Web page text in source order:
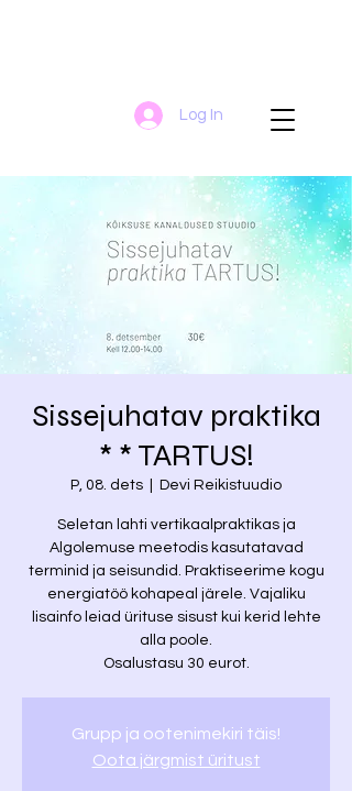
Log In
Sissejuhatav praktika
* * TARTUS!
P, 08. dets Devi Reikistuudio
Seletan lahti vertikaalpraktikas ja
Algolemuse meetodis kasutatavad
terminid ja seisundid. Praktiseerime kogu
energiatöö kohapeal järele. Vajaliku
lisainfo leiad ürituse sisust kui kerid lehte
alla poole.
Osalustasu 30 eurot.
Grupp ja ootenimekiri täis!
Oota järgmist üritust